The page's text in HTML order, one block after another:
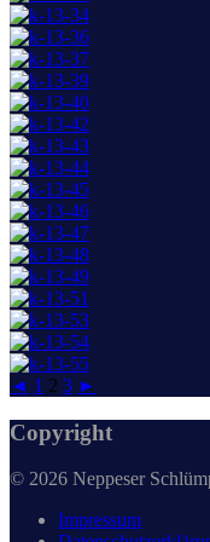
◄ 1 2 3 ►
Copyright
© 2026 Neppeser
Impressum